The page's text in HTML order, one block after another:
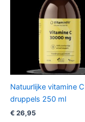
Natuurlijke vitamine C
druppels 250 ml
€ 26,95